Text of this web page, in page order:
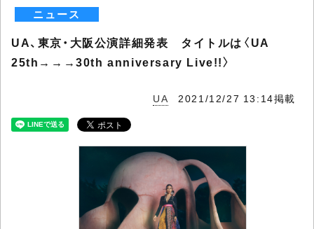
ニュース
UA、東京・大阪公演詳細発表 タイトルは〈UA
25th→→→30th anniversary Live!!〉
UA 2021/12/27 13:14掲載